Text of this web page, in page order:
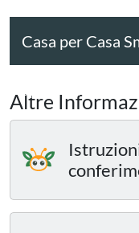
Casa per Casa
Altre